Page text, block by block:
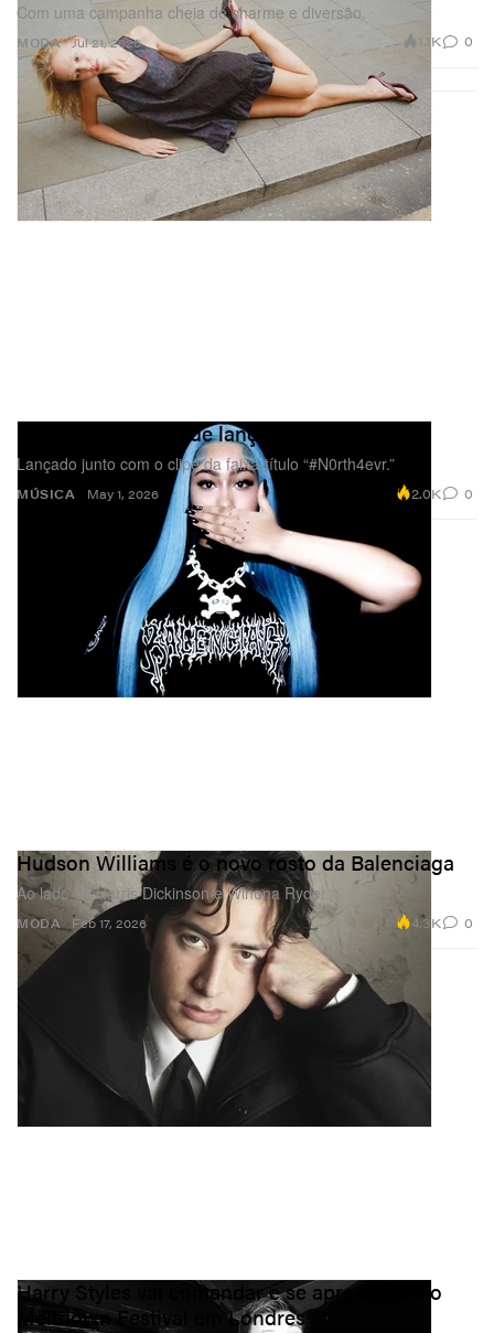
MODA
Com uma campanha cheia de charme e diversão.
Jul 21, 2026 1.1K 0
MÚSICA
North West acaba de lançar seu primeiro EP
Lançado junto com o clipe da faixa-título “#N0rth4evr.”
May 1, 2026 2.0K 0
MODA
Hudson Williams é o novo rosto da Balenciaga
Ao lado de Harris Dickinson e Winona Ryder.
Feb 17, 2026 4.3K 0
Harry Styles vai comandar e se apresentar no
Meltdown Festival em Londres